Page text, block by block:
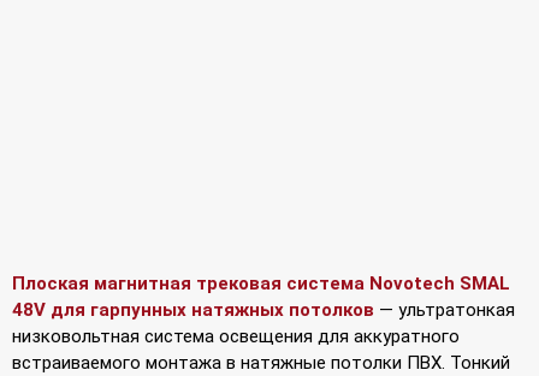
Плоская магнитная трековая система Novotech SMAL
48V для гарпунных натяжных потолков — ультратонкая
низковольтная система освещения для аккуратного
встраиваемого монтажа в натяжные потолки ПВХ. Тонкий